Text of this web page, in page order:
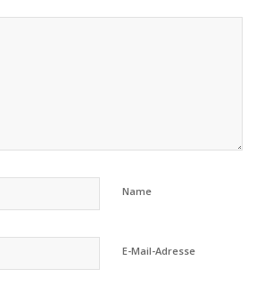
Name
E-Mail-Adresse